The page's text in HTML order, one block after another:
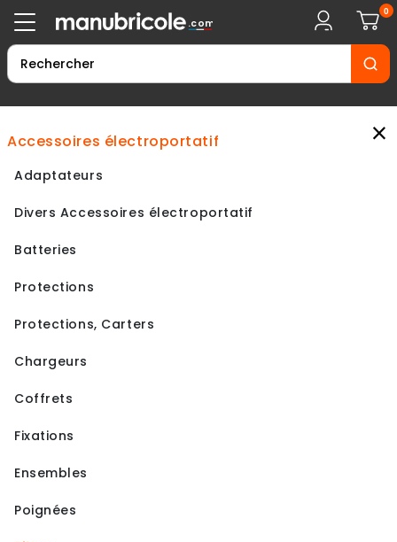
×
accessoires électroportatif
Adaptateurs
Divers Accessoires électroportatif
Batteries
Protections
Protections, Carters
Chargeurs
Coffrets
Fixations
Ensembles
Poignées
.com
0